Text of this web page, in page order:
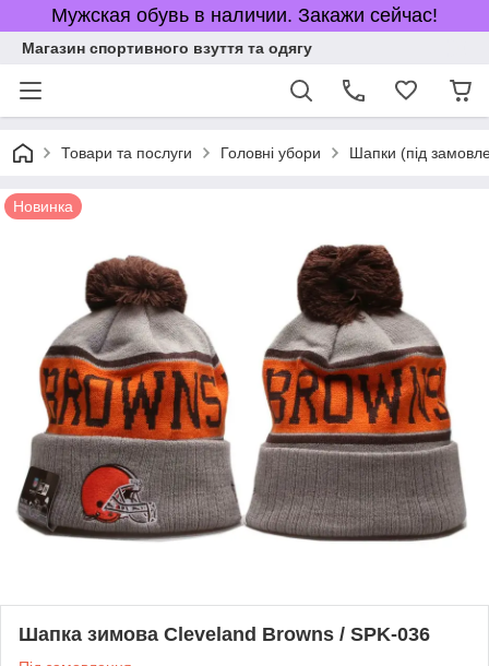
Мужская обувь в наличии. Закажи сейчас!
Магазин спортивного взуття та одягу
Товари та послуги Головні убори Шапки (під
Новинка
Шапка зимова Cleveland Browns / SPK-036